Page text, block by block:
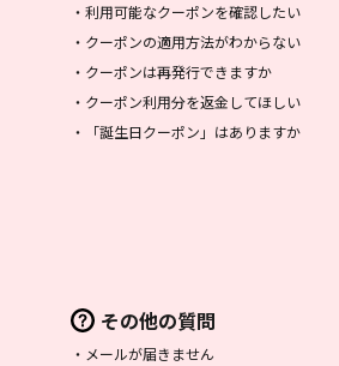
・ 利用可能なクーポンを確認したい
・ クーポンの適用方法がわからない
・ クーポンは再発行できますか
・ クーポン利用分を返金してほしい
・
「誕生日クーポン」はありますか
その他の質問
・ メールが届きません